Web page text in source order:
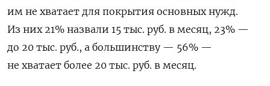
им не хватает для покрытия основных нужд.
Из них 21% назвали 15 тыс. руб. в месяц, 23% —
до 20 тыс. руб., а большинству — 56% —
не хватает более 20 тыс. руб. в месяц.